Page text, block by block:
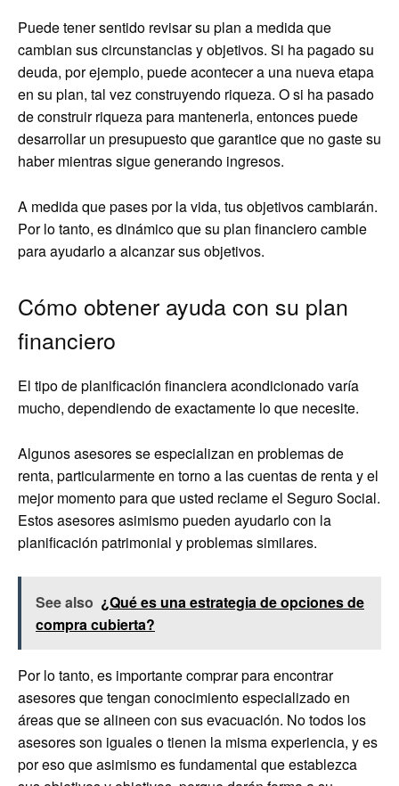
Puede tener sentido revisar su plan a medida que
cambian sus circunstancias y objetivos. Si ha pagado su
deuda, por ejemplo, puede acontecer a una nueva etapa
en su plan, tal vez construyendo riqueza. O si ha pasado
de construir riqueza para mantenerla, entonces puede
desarrollar un presupuesto que garantice que no gaste su
haber mientras sigue generando ingresos.
A medida que pases por la vida, tus objetivos cambiarán.
Por lo tanto, es dinámico que su plan financiero cambie
para ayudarlo a alcanzar sus objetivos.
Cómo obtener ayuda con su plan
financiero
El tipo de planificación financiera acondicionado varía
mucho, dependiendo de exactamente lo que necesite.
Algunos asesores se especializan en problemas de
renta, particularmente en torno a las cuentas de renta y el
mejor momento para que usted reclame el Seguro Social.
Estos asesores asimismo pueden ayudarlo con la
planificación patrimonial y problemas similares.
See also ¿Qué es una estrategia de opciones de
compra cubierta?
Por lo tanto, es importante comprar para encontrar
asesores que tengan conocimiento especializado en
áreas que se alineen con sus evacuación. No todos los
asesores son iguales o tienen la misma experiencia, y es
por eso que asimismo es fundamental que establezca